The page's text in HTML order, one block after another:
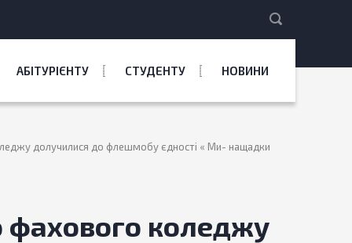
АБІТУРІЄНТУ СТУДЕНТУ НОВИНИ
долучилися до флешмобу єдності « Ми- нащадки
фахового коледжу